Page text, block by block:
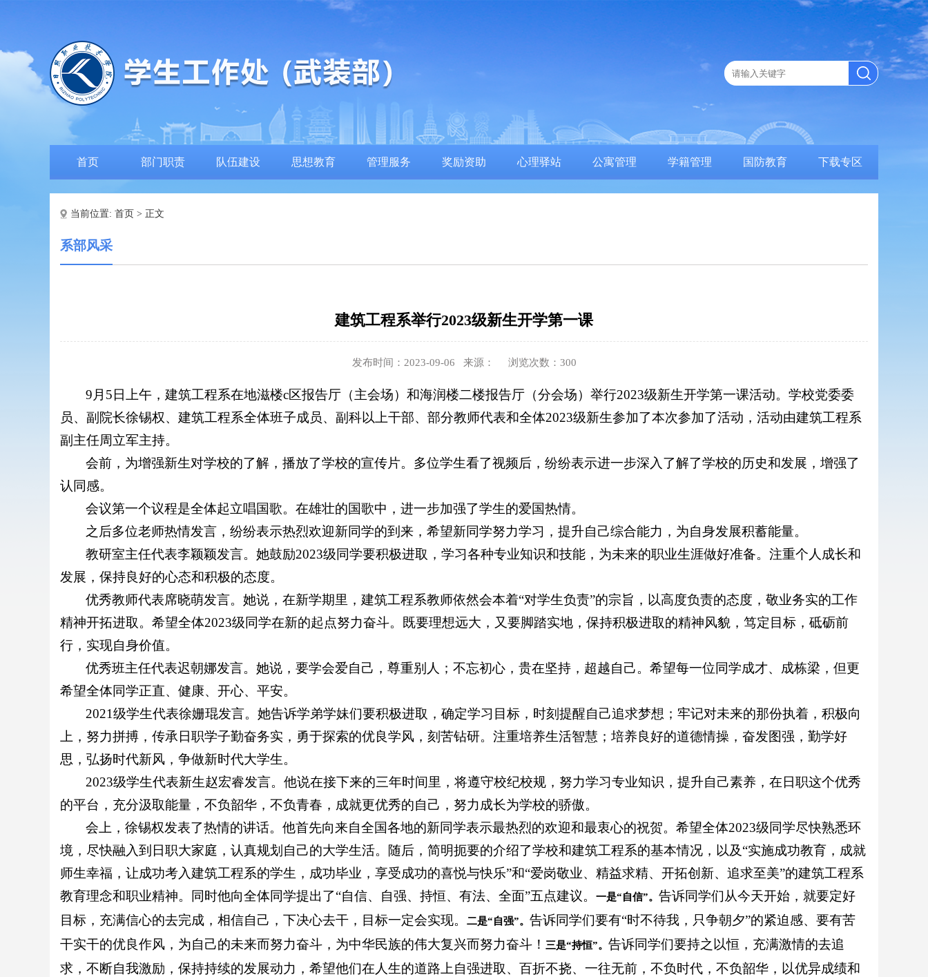
首页 部门职责 队伍建设 思想教育 管理服务 奖励资助 心理驿站 公寓管理 学籍管理 国防教育 下载专区
当前位置: 首页 > 正文
系部风采
建筑工程系举行2023级新生开学第一课
发布时间：2023-09-06 来源： 浏览次数： 300
9月5日上午，建筑工程系在地滋楼c区报告厅（主会场）和海润楼二楼报告厅（分会场）举行2023级新生开学第一课活动。学校党委委
员、副院长徐锡权、建筑工程系全体班子成员、副科以上干部、部分教师代表和全体2023级新生参加了本次参加了活动，活动由建筑工程系
副主任周立军主持。
会前，为增强新生对学校的了解，播放了学校的宣传片。多位学生看了视频后，纷纷表示进一步深入了解了学校的历史和发展，增强了
认同感。
会议第一个议程是全体起立唱国歌。在雄壮的国歌中，进一步加强了学生的爱国热情。
之后多位老师热情发言，纷纷表示热烈欢迎新同学的到来，希望新同学努力学习，提升自己综合能力，为自身发展积蓄能量。
教研室主任代表李颖颖发言。她鼓励2023级同学要积极进取，学习各种专业知识和技能，为未来的职业生涯做好准备。注重个人成长和
发展，保持良好的心态和积极的态度。
优秀教师代表席晓萌发言。她说，在新学期里，建筑工程系教师依然会本着“对学生负责”的宗旨，以高度负责的态度，敬业务实的工作
精神开拓进取。希望全体2023级同学在新的起点努力奋斗。既要理想远大，又要脚踏实地，保持积极进取的精神风貌，笃定目标，砥砺前
行，实现自身价值。
优秀班主任代表迟朝娜发言。她说，要学会爱自己，尊重别人；不忘初心，贵在坚持，超越自己。希望每一位同学成才、成栋梁，但更
希望全体同学正直、健康、开心、平安。
2021级学生代表徐姗琨发言。她告诉学弟学妹们要积极进取，确定学习目标，时刻提醒自己追求梦想；牢记对未来的那份执着，积极向
上，努力拼搏，传承日职学子勤奋务实，勇于探索的优良学风，刻苦钻研。注重培养生活智慧；培养良好的道德情操，奋发图强，勤学好
思，弘扬时代新风，争做新时代大学生。
2023级学生代表新生赵宏睿发言。他说在接下来的三年时间里，将遵守校纪校规，努力学习专业知识，提升自己素养，在日职这个优秀
的平台，充分汲取能量，不负韶华，不负青春，成就更优秀的自己，努力成长为学校的骄傲。
会上，徐锡权发表了热情的讲话。他首先向来自全国各地的新同学表示最热烈的欢迎和最衷心的祝贺。希望全体2023级同学尽快熟悉环
境，尽快融入到日职大家庭，认真规划自己的大学生活。随后，简明扼要的介绍了学校和建筑工程系的基本情况，以及“实施成功教育，成就
师生幸福，让成功考入建筑工程系的学生，成功毕业，享受成功的喜悦与快乐”和“爱岗敬业、精益求精、开拓创新、追求至美”的建筑工程系
教育理念和职业精神。同时他向全体同学提出了“自信、自强、持恒、有法、全面”五点建议。
一是“自信”。 告诉同学们从今天开始，就要定好
目标，充满信心的去完成，相信自己，下决心去干，目标一定会实现。
二是“自强”。 告诉同学们要有“时不待我，只争朝夕”的紧迫感、要有苦
干实干的优良作风，为自己的未来而努力奋斗，为中华民族的伟大复兴而努力奋斗！ 三是“持恒”。 告诉同学们要持之以恒，充满激情的去追
求，不断自我激励，保持持续的发展动力，希望他们在人生的道路上自强进取、百折不挠、一往无前，不负时代，不负韶华，以优异成绩和